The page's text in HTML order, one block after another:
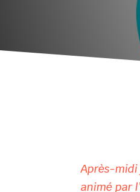
Après-
animé par